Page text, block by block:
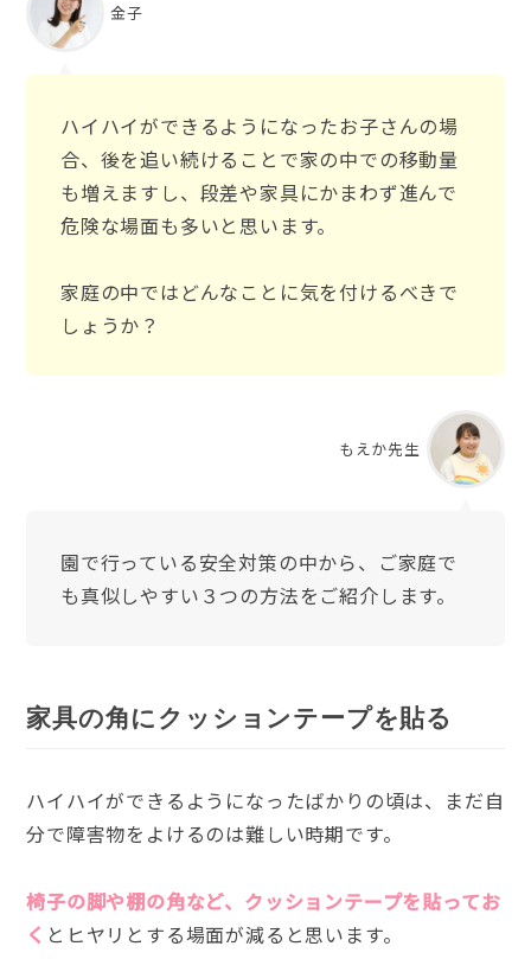
金子
ハイハイができるようになったお子さんの場
合、後を追い続けることで家の中での移動量
も増えますし、段差や家具にかまわず進んで
危険な場面も多いと思います。
家庭の中ではどんなことに気を付けるべきで
しょうか？
もえか先生
園で行っている安全対策の中から、ご家庭で
も真似しやすい３つの方法をご紹介します。
家具の角にクッションテープを貼る
ハイハイができるようになったばかりの頃は、まだ自
分で障害物をよけるのは難しい時期です。
椅子の脚や棚の角など、クッションテープを貼ってお
く とヒヤリとする場面が減ると思います。